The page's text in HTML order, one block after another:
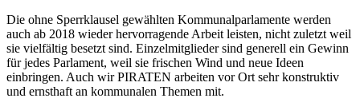
Die ohne Sperrklausel gewählten Kommunalparlamente werden
auch ab 2018 wieder hervorragende Arbeit leisten, nicht zuletzt weil
sie vielfältig besetzt sind. Einzelmitglieder sind generell ein Gewinn
für jedes Parlament, weil sie frischen Wind und neue Ideen
einbringen. Auch wir PIRATEN arbeiten vor Ort sehr konstruktiv
und ernsthaft an kommunalen Themen mit.